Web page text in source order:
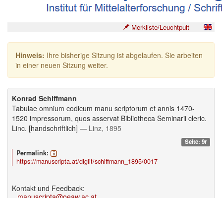
Merkliste/Leuchtpult
Hinweis: Ihre bisherige Sitzung ist abgelaufen. Sie arbeiten
in einer neuen Sitzung weiter.
Konrad Schiffmann
Tabulae omnium codicum manu scriptorum et annis 1470-
1520 impressorum, quos asservat Bibliotheca Seminarii cleric.
Linc. [handschriftlich] — Linz, 1895
Seite: 9r
Permalink:
https://manuscripta.at/diglit/schiffmann_1895/0017
Kontakt und Feedback: